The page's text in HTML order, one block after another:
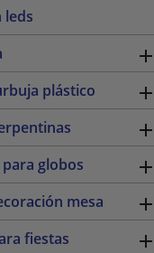
leds

plástico 

globos 
mesa 
fiestas 